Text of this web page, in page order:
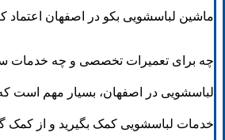
ماشین لباسشویی بکو در اصفهان اعتماد
چه برای تعمیرات تخصصی و چه خدمات
لباسشویی در اصفهان، بسیار مهم است
خدمات لباسشویی کمک بگیرید و از کمک